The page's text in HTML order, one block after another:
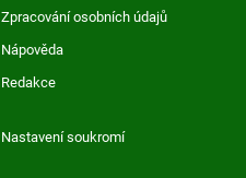
Zpracování osobních údajů
Nápověda
Redakce
Nastavení soukromí